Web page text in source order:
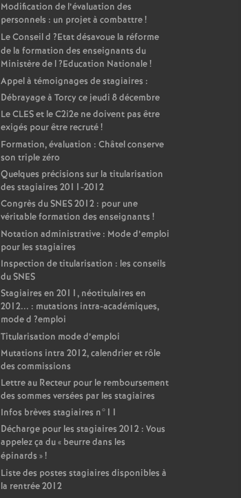
Modification de l’évaluation des
personnels : un projet à combattre!
Le Conseil d ?Etat désavoue la réforme
de la formation des enseignants du
Ministère de l?Education Nationale!
Appel à témoignages de stagiaires :
Débrayage à Torcy ce jeudi 8 décembre
LeCLESet le C2i2e ne doivent pas être
exigés pour être recruté!
Formation, évaluation : Châtel conserve
son triple zéro
Quelques précisions sur la titularisation
des stagiaires 2011-2012
Congrès duSNES2012 : pour une
véritable formation des enseignants !
Notation administrative : Mode d’emploi
pour les stagiaires
Inspection de titularisation : les conseils
duSNES
Stagiaires en 2011, néotitulaires en
2012... : mutations intra-académiques,
mode d ?emploi
Titularisation mode d’emploi
Mutations intra 2012, calendrier et rôle
des commissions
Lettre au Recteur pour le remboursement
des sommes versées par les stagiaires
Infos brèves stagiaires n°11
Décharge pour les stagiaires 2012 : Vous
appelez ça du « beurre dans les
épinards »!
Liste des postes stagiaires disponibles à
la rentrée 2012